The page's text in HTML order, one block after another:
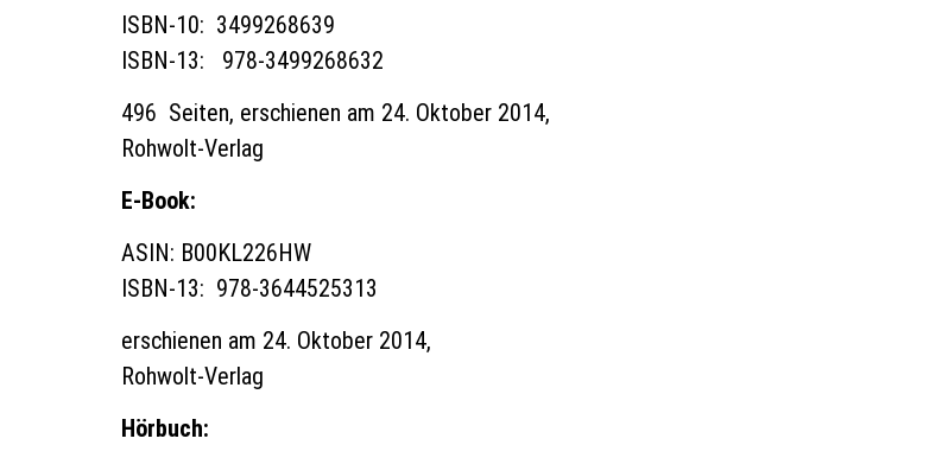
ISBN-10: ‎ 3499268639
ISBN-13: ‎ 978-3499268632
496 Seiten, erschienen am 24. Oktober 2014,
Rohwolt-Verlag
E-Book:
ASIN: B00KL226HW
ISBN-13: ‎ 978-3644525313
erschienen am 24. Oktober 2014,
Rohwolt-Verlag
Hörbuch: